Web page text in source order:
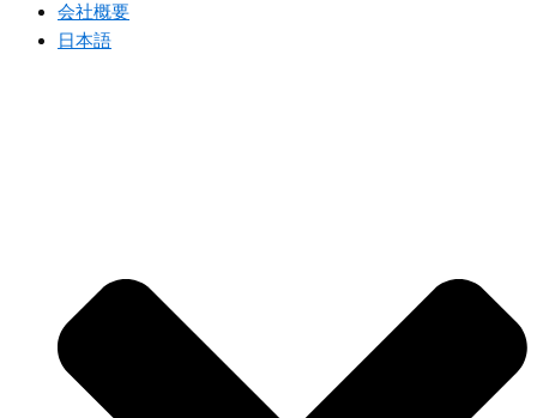
会社概要
日本語